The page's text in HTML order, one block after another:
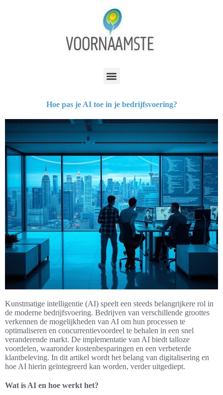
Hoe pas je AI toe in je bedrijfsvoering?
Kunstmatige intelligentie (AI) speelt een steeds belangrijkere rol in
de moderne bedrijfsvoering. Bedrijven van verschillende groottes
verkennen de mogelijkheden van AI om hun processen te
optimaliseren en concurrentievoordeel te behalen in een snel
veranderende markt. De implementatie van AI biedt talloze
voordelen, waaronder kostenbesparingen en een verbeterde
klantbeleving. In dit artikel wordt het belang van digitalisering en
hoe AI hierin geïntegreerd kan worden, verder uitgediept.
Wat is AI en hoe werkt het?